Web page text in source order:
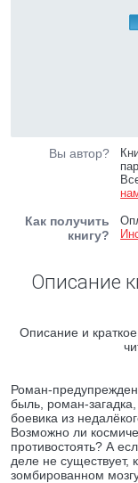
Вы автор?
Как получить
книгу?
Описание
Описание и
Роман-
быль, роман-
боевика из
Возможно ли
противостоять? А
деле не существует,
зомбированном